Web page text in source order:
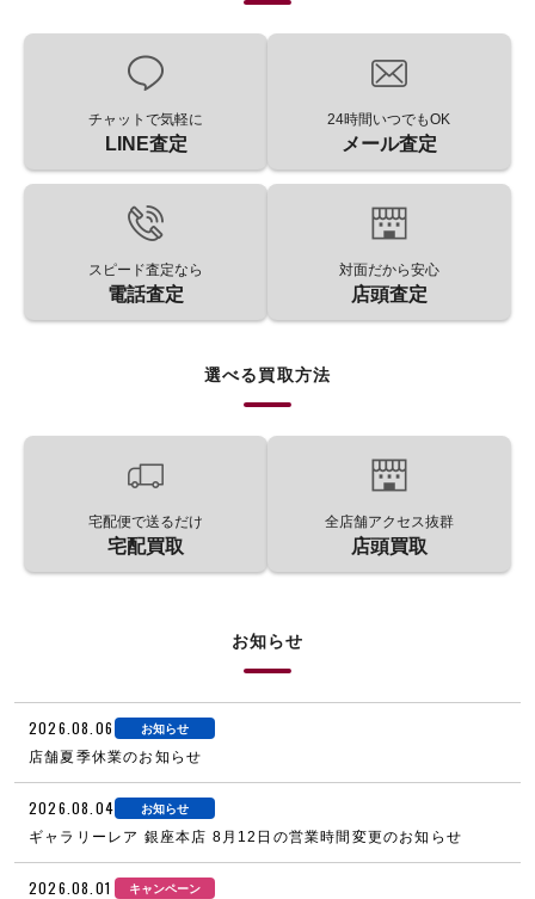
チャットで気軽に
LINE査定
24時間いつでもOK
メール査定
スピード査定なら
電話査定
対面だから安心
店頭査定
選べる買取方法
宅配便で送るだけ
宅配買取
全店舗アクセス抜群
店頭買取
お知らせ
2026.08.06 お知らせ
店舗夏季休業のお知らせ
2026.08.04 お知らせ
ギャラリーレア 銀座本店 8月12日の営業時間変更のお知らせ
2026.08.01 キャンペーン